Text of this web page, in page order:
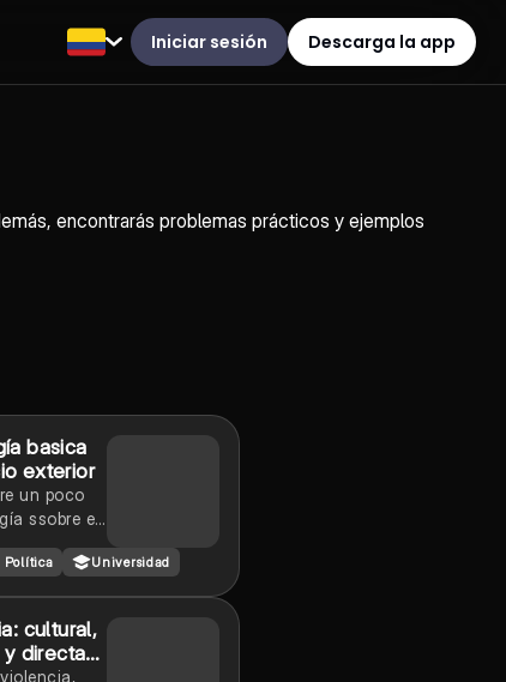
Iniciar sesión Descarga la app
encontrarás problemas prácticos y ejemplos
basica
exterior
un poco
ssobre el
Política Universidad
cultural,
directa